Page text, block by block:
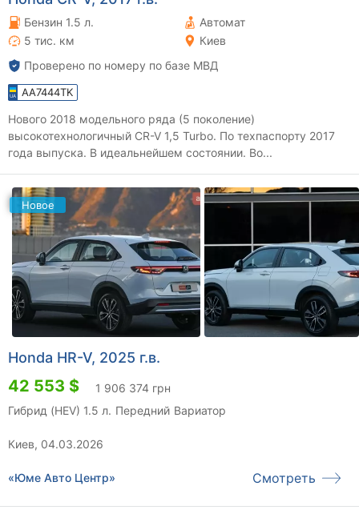
Бензин 1.5 л.
Автомат
5 тис. км
Киев
Проверено по номеру по базе МВД
AA7444TK
Нового 2018 модельного ряда (5 поколение)
высокотехнологичный CR-V 1,5 Turbo. По техпаспорту 2017
года выпуска. В идеальнейшем состоянии. Во...
Новое
Honda HR-V, 2025 г.в.
42 553 $
1 906 374 грн
Гибрид (HEV) 1.5 л. Передний Вариатор
Киев, 04.03.2026
«Юме Авто Центр» Смотреть